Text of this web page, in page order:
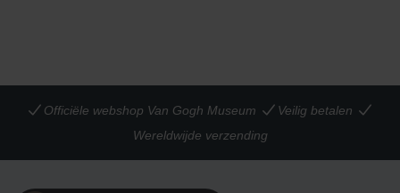
Officiële webshop Van Gogh Museum
Veilig betalen
Wereldwijde verzending